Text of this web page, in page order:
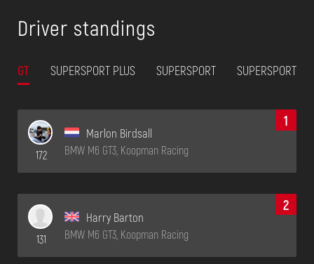
Driver standings
GT SUPERSPORT PLUS SUPERSPORT SUPERSPORT 2
1
Marlon Birdsall
BMW M6 GT3, Koopman Racing
172
2
Harry Barton
BMW M6 GT3, Koopman Racing
131